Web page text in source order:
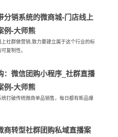
分销系统的微商城-门店线上
例-大师熊
社群做营销,致力要建立属于这个行业的标
复制性。
：微信团购小程序_社群直播
例-大师熊
打破传统微商单品销售，每日都有新品爆
商转型社群团购私域直播案